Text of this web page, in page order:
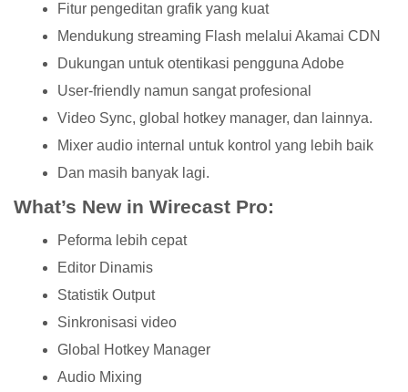
Fitur pengeditan grafik yang kuat
Mendukung streaming Flash melalui Akamai CDN
Dukungan untuk otentikasi pengguna Adobe
User-friendly namun sangat profesional
Video Sync, global hotkey manager, dan lainnya.
Mixer audio internal untuk kontrol yang lebih baik
Dan masih banyak lagi.
What’s New in Wirecast Pro:
Peforma lebih cepat
Editor Dinamis
Statistik Output
Sinkronisasi video
Global Hotkey Manager
Audio Mixing